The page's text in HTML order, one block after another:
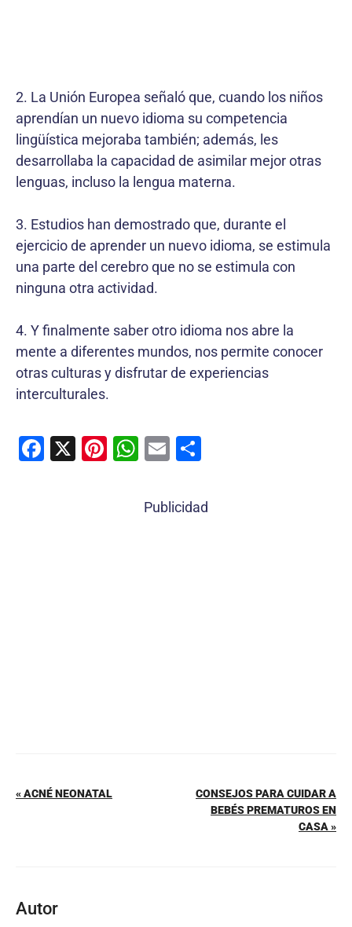
2. La Unión Europea señaló que, cuando los niños
aprendían un nuevo idioma su competencia
lingüística mejoraba también; además, les
desarrollaba la capacidad de asimilar mejor otras
lenguas, incluso la lengua materna.
3. Estudios han demostrado que, durante el
ejercicio de aprender un nuevo idioma, se estimula
una parte del cerebro que no se estimula con
ninguna otra actividad.
4. Y finalmente saber otro idioma nos abre la
mente a diferentes mundos, nos permite conocer
otras culturas y disfrutar de experiencias
interculturales.
F
X
Pi W
at
E
ai m
Publicidad
« ACNÉ NEONATAL
CONSEJOS PARA CUIDAR A
BEBÉS PREMATUROS EN
CASA »
Autor